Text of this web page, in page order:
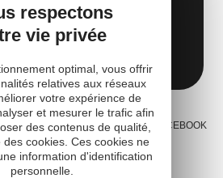
de la Calmésie
MESSENGER FACEBOOK
respectons
vie privée
optimal, vous offrir
relatives aux réseaux
votre expérience de
et mesurer le trafic afin
des contenus de qualité,
des cookies. Ces cookies ne
information d'identification
personnelle.